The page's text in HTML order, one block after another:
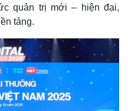
quản trị mới – hiện đại,
tảng.